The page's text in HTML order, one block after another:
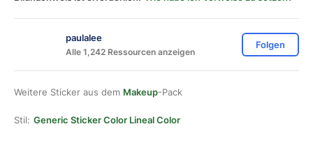
paulalee
Alle 1,242 Ressourcen anzeigen
Folgen
Weitere Sticker aus dem Makeup-Pack
Stil: Generic Sticker Color Lineal Color